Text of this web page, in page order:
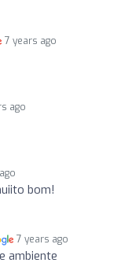
7 years ago
ago
bom!
7 years ago
ambiente